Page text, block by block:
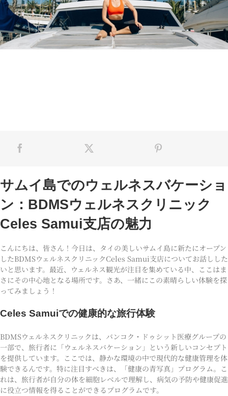
サムイ島でのウェルネスバケーショ
ン：BDMSウェルネスクリニック
Celes Samui支店の魅力
こんにちは、皆さん！今日は、タイの美しいサムイ島に新たにオープン
したBDMSウェルネスクリニックCeles Samui支店についてお話しした
いと思います。最近、ウェルネス観光が注目を集めている中、ここはま
さにその中心地となる場所です。さあ、一緒にこの素晴らしい体験を探
ってみましょう！
Celes Samuiでの健康的な旅行体験
BDMSウェルネスクリニックは、バンコク・ドゥシット医療グループの
一部で、旅行者に「ウェルネスバケーション」という新しいコンセプト
を提供しています。ここでは、静かな環境の中で現代的な健康管理を体
験できるんです。特に注目すべきは、「健康の青写真」プログラム。こ
れは、旅行者が自分の体を細胞レベルで理解し、病気の予防や健康促進
に役立つ情報を得ることができるプログラムです。